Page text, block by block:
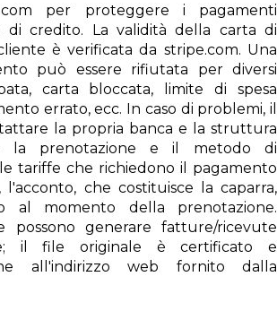
per proteggere i pagamenti
di credito. La validità della carta di
è verificata da stripe.com. Una
può essere rifiutata per diversi
carta bloccata, limite di spesa
errato, ecc. In caso di problemi, il
la propria banca e la struttura
la prenotazione e il metodo di
tariffe che richiedono il pagamento
l'acconto, che costituisce la caparra,
al momento della prenotazione.
possono generare fatture/ricevute
il file originale è certificato e
all'indirizzo web fornito dalla